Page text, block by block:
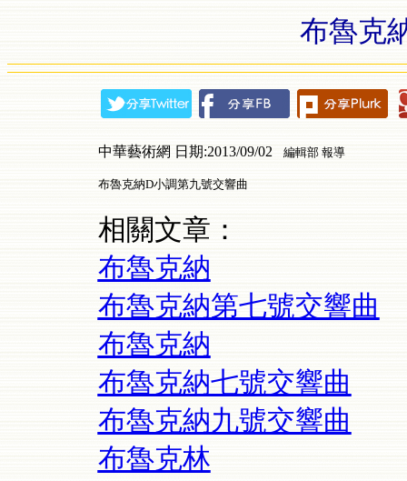
布魯克
中華藝術網 日期:2013/09/02 編輯部 報導
布魯克納D小調第九號交響曲
相關文章：
布魯克納
布魯克納第七號交響曲
布魯克納
布魯克納七號交響曲
布魯克納九號交響曲
布魯克林